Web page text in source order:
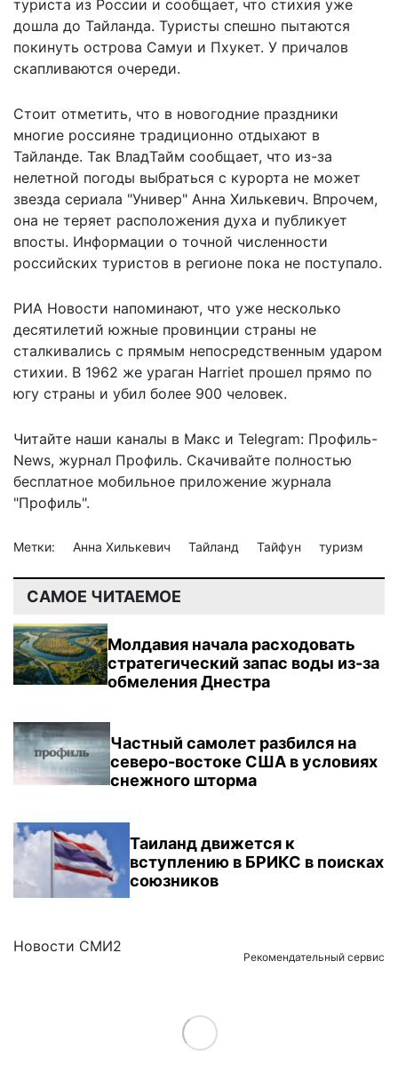
туриста из России и сообщает, что стихия уже
дошла до Тайланда. Туристы спешно пытаются
покинуть острова Самуи и Пхукет. У причалов
скапливаются очереди.
Стоит отметить, что в новогодние праздники
многие россияне традиционно отдыхают в
Тайланде. Так ВладТайм сообщает, что из-за
нелетной погоды выбраться с курорта не может
звезда сериала "Универ" Анна Хилькевич. Впрочем,
она не теряет расположения духа и публикует
впосты. Информации о точной численности
российских туристов в регионе пока не поступало.
РИА Новости напоминают, что уже несколько
десятилетий южные провинции страны не
сталкивались с прямым непосредственным ударом
стихии. В 1962 же ураган Harriet прошел прямо по
югу страны и убил более 900 человек.
Читайте наши каналы в Макс и Telegram: Профиль-
News, журнал Профиль. Скачивайте полностью
бесплатное мобильное приложение журнала
"Профиль".
Метки: Анна Хилькевич Тайланд Тайфун туризм
САМОЕ ЧИТАЕМОЕ
Молдавия начала расходовать
стратегический запас воды из-за
обмеления Днестра
Частный самолет разбился на
северо-востоке США в условиях
снежного шторма
Таиланд движется к
вступлению в БРИКС в поисках
союзников
Новости СМИ2
Рекомендательный сервис
Load More